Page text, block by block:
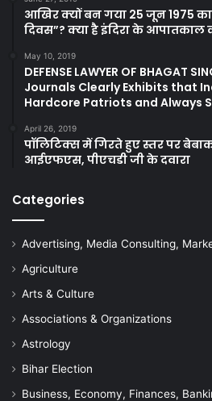
आखिर क्यों बन गया 25 जून 1975
दिवस”? क्या है इंदिरा के आपातकाल
May 10, 2019
DEFENSE LAWYER OF BHAGAT
Journals Clearly Exhibits that
Hardcore Patriots and Always
April 26, 2019
पॉलिटिक्स में गिरते हुए स्तर पर
आईएफएस, पीएचडी जी के दवारा
Categories
Advertising, Media Consulting,
Agriculture
Arts & Culture
Associations & Organizations
Astrology
Bihar Election
Business, Economy, Finances,